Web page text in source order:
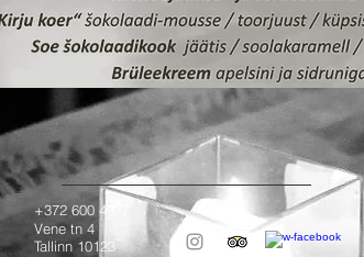
+372 600 4977
Vene tn 4
Tallinn 10123